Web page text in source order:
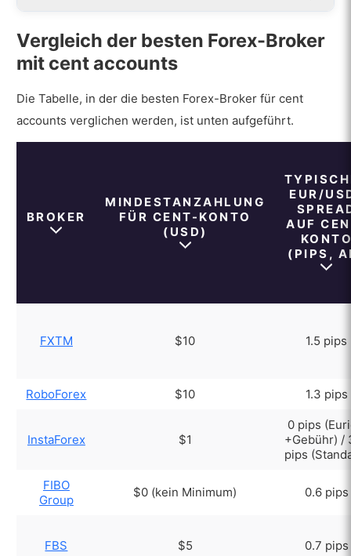
Vergleich der besten Forex-Broker
mit cent accounts
Die Tabelle, in der die besten Forex-Broker für cent
accounts verglichen werden, ist unten aufgeführt.
BROKER
MINDESTANZAHLUNG
FÜR CENT-KONTO
(USD)
EUR/
AUF
(PIPS,
FXTM $10 1.5 pips
RoboForex $10 1.3 pips
InstaForex $1
0 pips
+Gebühr) /
pips
FIBO
Group
$0 (kein Minimum) 0.6 pips
FBS $5 0.7 pips